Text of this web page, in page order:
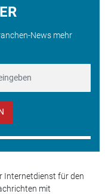
News mehr
Internetdienst für den
mit